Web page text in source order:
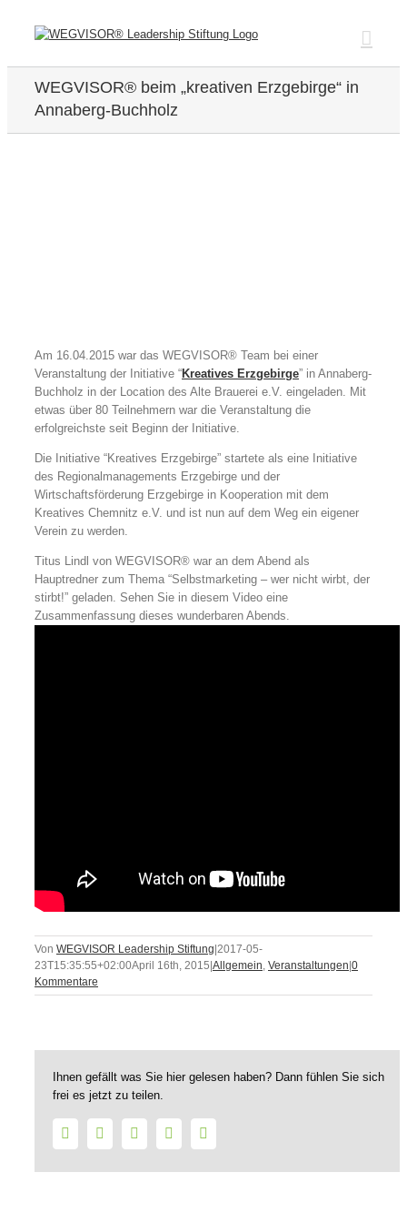
WEGVISOR® beim „kreativen Erzgebirge“ in
Annaberg-Buchholz
Am 16.04.2015 war das WEGVISOR® Team bei einer
Veranstaltung der Initiative “Kreatives Erzgebirge” in Annaberg-
Buchholz in der Location des Alte Brauerei e.V. eingeladen. Mit
etwas über 80 Teilnehmern war die Veranstaltung die
erfolgreichste seit Beginn der Initiative.
Die Initiative “Kreatives Erzgebirge” startete als eine Initiative
des Regionalmanagements Erzgebirge und der
Wirtschaftsförderung Erzgebirge in Kooperation mit dem
Kreatives Chemnitz e.V. und ist nun auf dem Weg ein eigener
Verein zu werden.
Titus Lindl von WEGVISOR® war an dem Abend als
Hauptredner zum Thema “Selbstmarketing – wer nicht wirbt, der
stirbt!” geladen. Sehen Sie in diesem Video eine
Zusammenfassung dieses wunderbaren Abends.
Von WEGVISOR Leadership Stiftung 2017-05-
23T15:35:55+02:00April 16th, 2015 Allgemein, Veranstaltungen 0
Kommentare
Ihnen gefällt was Sie hier gelesen haben? Dann fühlen Sie sich
frei es jetzt zu teilen.
FacebookTwitter LinkedInWhatsApp
Mail